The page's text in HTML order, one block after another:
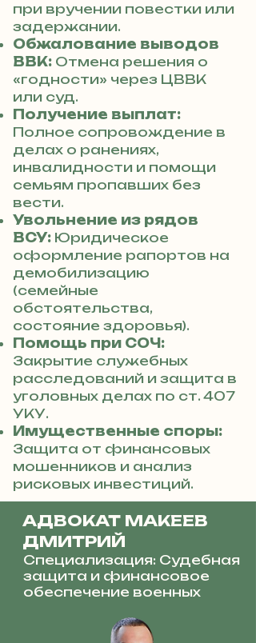
при вручении повестки или
задержании.
Обжалование выводов
ВВК: Отмена решения о
«годности» через ЦВВК
или суд.
Получение выплат:
Полное сопровождение в
делах о ранениях,
инвалидности и помощи
семьям пропавших без
вести.
Увольнение из рядов
ВСУ: Юридическое
оформление рапортов на
демобилизацию
(семейные
обстоятельства,
состояние здоровья).
Помощь при СОЧ:
Закрытие служебных
расследований и защита в
уголовных делах по ст. 407
УКУ.
Имущественные споры:
Защита от финансовых
мошенников и анализ
рисковых инвестиций.
АДВОКАТ МАКЕЕВ
ДМИТРИЙ
Специализация: Судебная
защита и финансовое
обеспечение военных